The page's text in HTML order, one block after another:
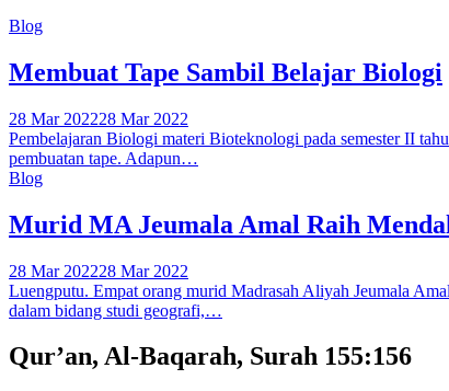
Blog
Membuat Tape Sambil Belajar Biologi
28 Mar 202228 Mar 2022
Pembelajaran Biologi materi Bioteknologi pada semester II
pembuatan tape. Adapun…
Blog
Murid MA Jeumala Amal Raih
28 Mar 202228 Mar 2022
Luengputu. Empat orang murid Madrasah Aliyah Jeumala
dalam bidang studi geografi,…
Qur’an, Al-Baqarah, Surah 155:156